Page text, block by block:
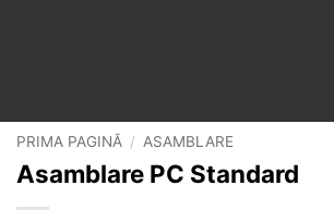
PRIMA PAGINĂ / ASAMBLARE
Asamblare PC Standard